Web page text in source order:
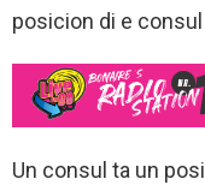
posicion di e consul
Un consul ta un